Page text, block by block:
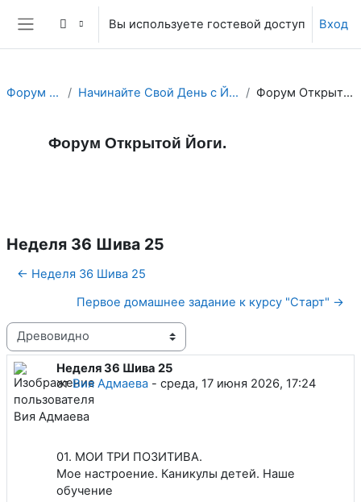
Перейти к основному содержанию
Боковая панель
Вы используете гостевой доступ Вход
Форум Йоги. Начинайте Свой День с Йога Форума! Форум Открытой Йоги.
Форум Открытой Йоги.
Неделя 36 Шива 25
← Неделя 36 Шива 25
Первое домашнее задание к курсу "Старт" →
Режим отображения
Неделя 36 Шива 25
отВия Адмаева - среда, 17 июня 2026, 17:24
Количество ответов: 0
01. МОИ ТРИ ПОЗИТИВА.
Мое настроение. Каникулы детей. Наше
обучение